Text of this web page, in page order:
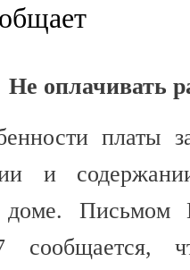
Не оплачивать
платы
и
доме.